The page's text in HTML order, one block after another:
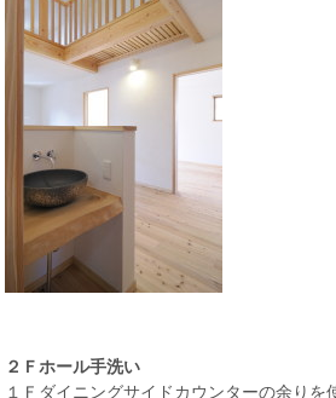
２Ｆホール手洗い
１Ｆダイニングサイドカウンターの余りを